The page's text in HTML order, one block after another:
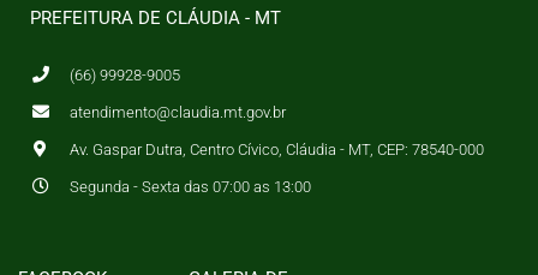
PREFEITURA DE CLÁUDIA - MT
(66) 99928-9005
atendimento@claudia.mt.gov.br
Av. Gaspar Dutra, Centro Cívico, Cláudia - MT, CEP: 78540-000
Segunda - Sexta das 07:00 as 13:00